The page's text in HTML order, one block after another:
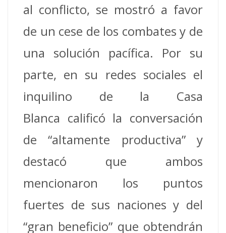
al conflicto, se mostró a favor
de un cese de los combates y de
una solución pacífica. Por su
parte, en su redes sociales el
inquilino de la Casa
Blanca calificó la conversación
de “altamente productiva” y
destacó que ambos
mencionaron los puntos
fuertes de sus naciones y del
“gran beneficio” que obtendrán